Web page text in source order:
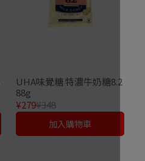
UHA味覺糖 特濃牛奶糖8.2
88g
¥279¥348
加入購物車